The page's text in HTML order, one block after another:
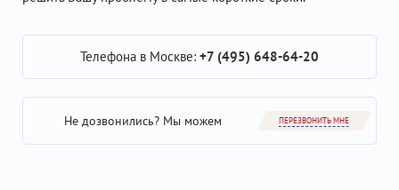
Телефона в Москве: +7 (495) 648-64-20
Не дозвонились? Мы можем ПЕРЕЗВОНИТЬ МНЕ